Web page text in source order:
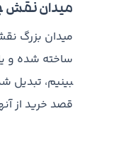
میدان نقش
میدان بزرگ
بینیم، تبدیل
قصد خرید از